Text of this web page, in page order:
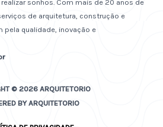
sonhos. Com mais de 20 anos de
de arquitetura, construção e
pela qualidade, inovação e
© 2026 ARQUITETORIO
BY ARQUITETORIO